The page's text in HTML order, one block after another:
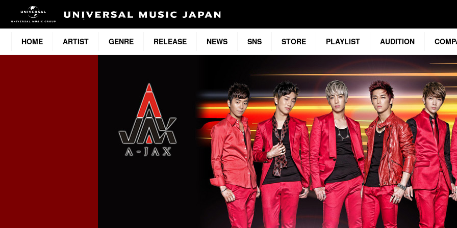
HOME ARTIST GENRE RELEASE NEWS SNS STORE PLAYLIST AUDITION